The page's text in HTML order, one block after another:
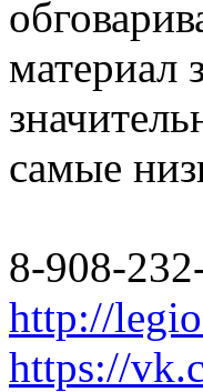
материал
самые
8-908-
http://
https://